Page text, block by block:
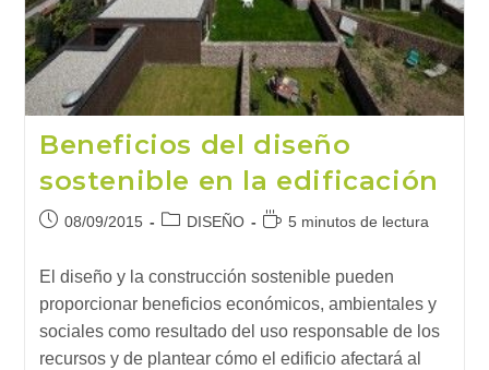
Beneficios del diseño
sostenible en la edificación
Publicación
entrada:
08/09/2015
Categoría
entrada:
DISEÑO
Tiempo5 minutos de lectura
El diseño y la construcción sostenible pueden
proporcionar beneficios económicos, ambientales y
sociales como resultado del uso responsable de los
recursos y de plantear cómo el edificio afectará al